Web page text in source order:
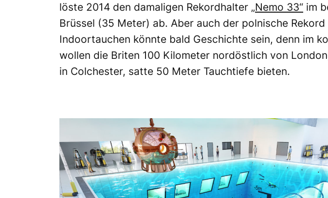
löste 2014 den damaligen Rekordhalter „Nemo 33“ im
Brüssel (35 Meter) ab. Aber auch der polnische
Indoortauchen könnte bald Geschichte sein, denn im
wollen die Briten 100 Kilometer nordöstlich von
in Colchester, satte 50 Meter Tauchtiefe bieten.